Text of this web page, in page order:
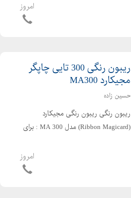
استفاده از ترکیب رنگ های مختلف پنل
امروز
ریبون رنگی 300 تایی چاپگر
مجیکارد MA300
حسین زاده
ریبون رنگی ریبون رنگی مجیکارد
(Ribbon Magicard) مدل MA 300 : برای
امروز